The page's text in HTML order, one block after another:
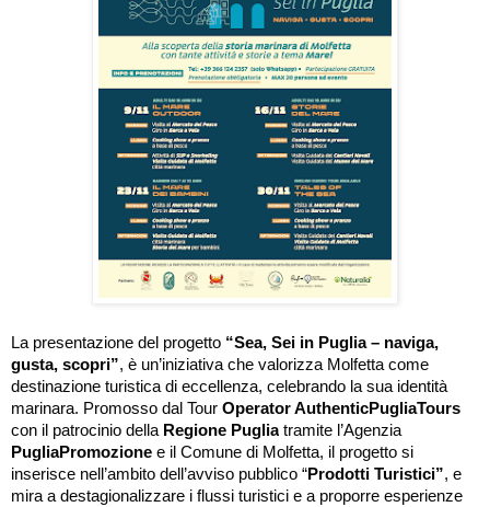
La presentazione del progetto “Sea, Sei in Puglia – naviga,
gusta, scopri”, è un’iniziativa che valorizza Molfetta come
destinazione turistica di eccellenza, celebrando la sua identità
marinara. Promosso dal Tour Operator AuthenticPugliaTours
con il patrocinio della Regione Puglia tramite l’Agenzia
PugliaPromozione e il Comune di Molfetta, il progetto si
inserisce nell’ambito dell’avviso pubblico “Prodotti Turistici”, e
mira a destagionalizzare i flussi turistici e a proporre esperienze